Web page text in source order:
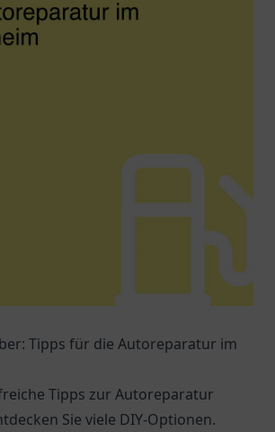
Tipps für die Autoreparatur im
Tipps zur Autoreparatur
Sie viele DIY-Optionen.